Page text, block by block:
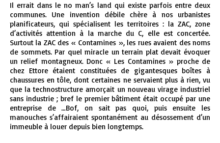
Il errait dans le no man’s land qui existe parfois entre deux
communes. Une invention débile chère à nos urbanistes
planificateurs, qui spécialisent les territoires : la ZAC, zone
d’activités attention à la marche du C, elle est concertée.
Surtout la ZAC des « Contamines », les rues avaient des noms
de sommets. Par quel miracle un terrain plat devait évoquer
un relief montagneux. Donc « Les Contamines » proche de
chez Ettore étaient constituées de gigantesques boîtes à
chaussures en tôle, dont certaines ne servaient plus à rien, vu
que la technostructure amorçait un nouveau virage industriel
sans industrie ; bref le premier bâtiment était occupé par une
entreprise de …Bof, on sait pas quoi, puis ensuite les
manouches s’affairaient spontanément au désossement d’un
immeuble à louer depuis bien longtemps.